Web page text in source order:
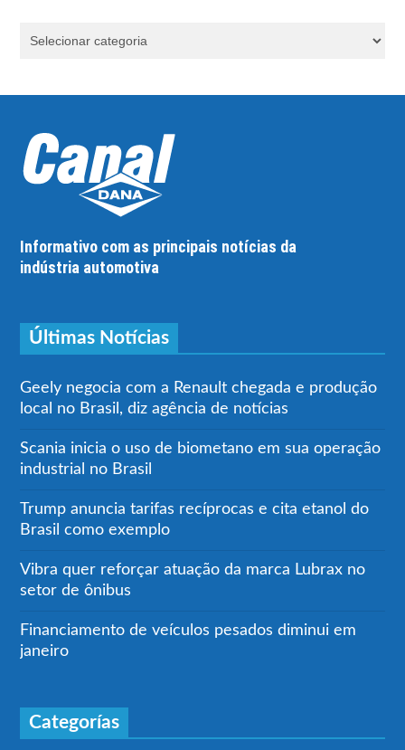
Informativo com as principais notícias da
indústria automotiva
Últimas Notícias
Geely negocia com a Renault chegada e produção
local no Brasil, diz agência de notícias
Scania inicia o uso de biometano em sua operação
industrial no Brasil
Trump anuncia tarifas recíprocas e cita etanol do
Brasil como exemplo
Vibra quer reforçar atuação da marca Lubrax no
setor de ônibus
Financiamento de veículos pesados diminui em
janeiro
Categorías